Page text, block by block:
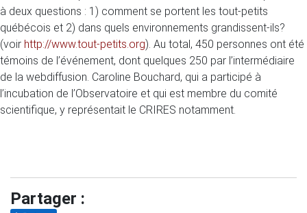
à deux questions : 1) comment se portent les tout-petits
québécois et 2) dans quels environnements grandissent-ils?
(voir http://www.tout-petits.org). Au total, 450 personnes ont été
témoins de l’événement, dont quelques 250 par l’intermédiaire
de la webdiffusion. Caroline Bouchard, qui a participé à
l’incubation de l’Observatoire et qui est membre du comité
scientifique, y représentait le CRIRES notamment.
Partager :